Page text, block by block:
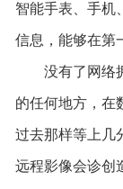
智能手表、手机
信息，能够在第
没有了网络
的任何地方，在
过去那样等上几
远程影像会诊创